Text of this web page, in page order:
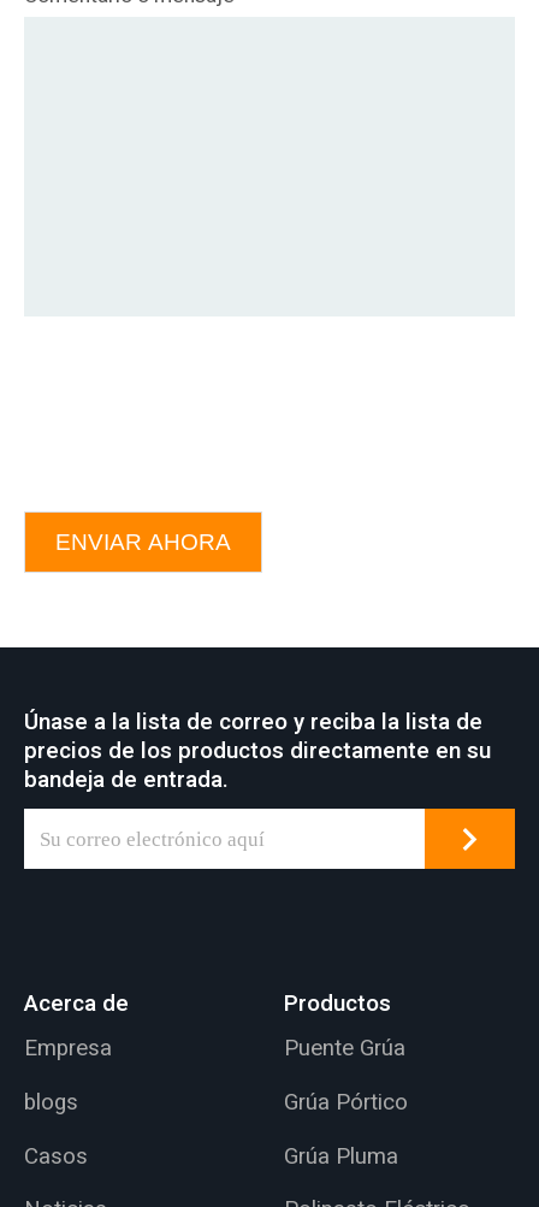
ENVIAR AHORA
Únase a la lista de correo y reciba la lista de
precios de los productos directamente en su
bandeja de entrada.
Acerca de
Empresa
blogs
Casos
Productos
Puente Grúa
Grúa Pórtico
Grúa Pluma